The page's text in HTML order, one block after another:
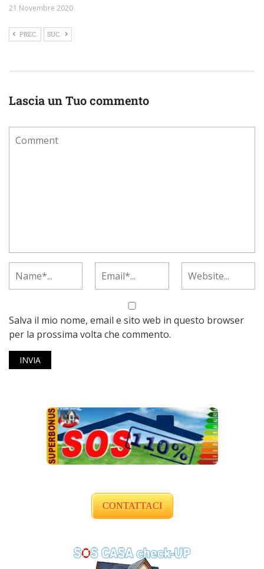
21 Novembre 2020
PREC. SUC.
Lascia un Tuo commento
Salva il mio nome, email e sito web in questo browser
per la prossima volta che commento.
CONTATTACI